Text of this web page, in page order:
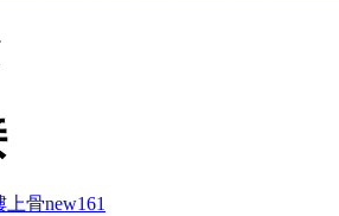
上骨new161